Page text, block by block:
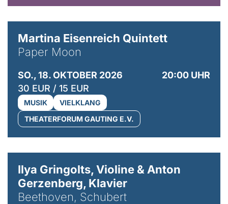
Martina Eisenreich Quintett
Paper Moon
SO., 18. OKTOBER 2026
20:00 UHR
30 EUR / 15 EUR
MUSIK
VIELKLANG
THEATERFORUM GAUTING E.V.
Ilya Gringolts, Violine & Anton
Gerzenberg, Klavier
Beethoven, Schubert